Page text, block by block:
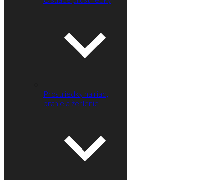
Prostriedky na riad,
pranie a žehlenie